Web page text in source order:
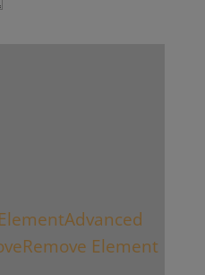
Advanced
Remove Element